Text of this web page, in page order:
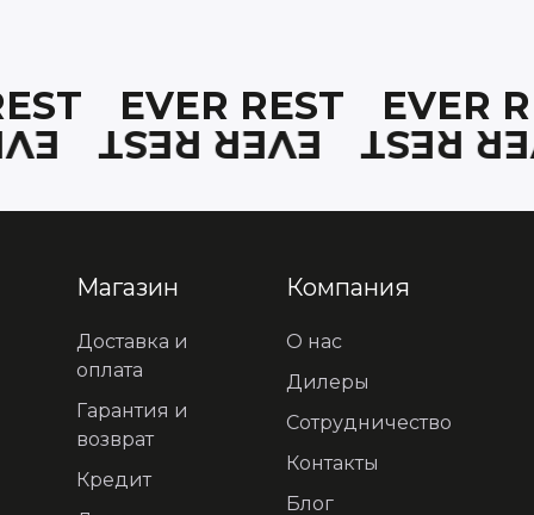
EVER REST
EVER
EVER REST EVER
Магазин
Доставка и
оплата
Гарантия и
возврат
Кредит
Компания
О нас
Дилеры
Сотрудничество
Контакты
Блог